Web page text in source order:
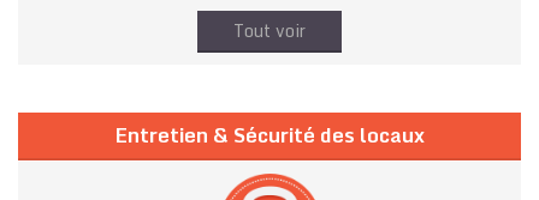
Tout voir
Entretien & Sécurité des locaux